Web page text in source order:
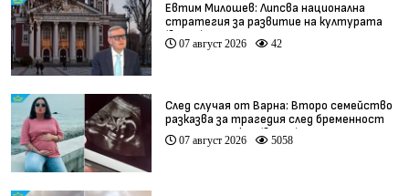
Евтим Милошев: Липсва национална
стратегия за развитие на културата
(видео)
07 август 2026 42
След случая от Варна: Второ семейство
разказва за трагедия след бременност
при същия лекар (видео)
07 август 2026 5058